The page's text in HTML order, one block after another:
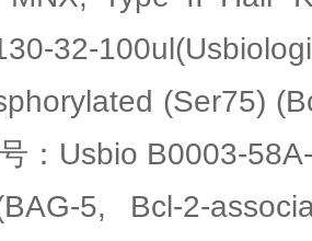
32-
(Ser75)
：Usbio B0003-
5, Bcl-2-